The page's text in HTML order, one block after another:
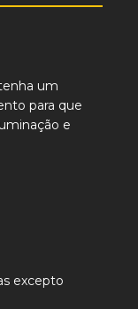
um
para que
e
excepto